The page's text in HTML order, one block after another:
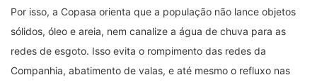
Por isso, a Copasa orienta que a população não lance objetos
sólidos, óleo e areia, nem canalize a água de chuva para as
redes de esgoto. Isso evita o rompimento das redes da
Companhia, abatimento de valas, e até mesmo o refluxo nas